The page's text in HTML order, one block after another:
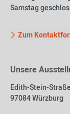
Samstag
Zum
Unsere
Edith-Stein-
97084 Würzburg